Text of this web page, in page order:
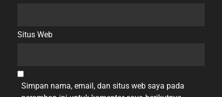
Situs Web
Simpan nama, email, dan situs web saya pada